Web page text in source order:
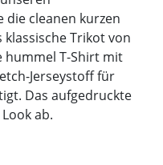
die cleanen kurzen
klassische Trikot von
hummel T-Shirt mit
Jerseystoff für
Das aufgedruckte
ab.